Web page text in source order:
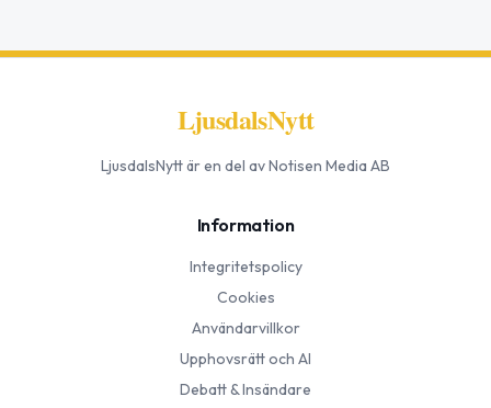
LjusdalsNytt
LjusdalsNyttär en del av Notisen Media AB
Information
Integritetspolicy
Cookies
Användarvillkor
Upphovsrätt och AI
Debatt & Insändare